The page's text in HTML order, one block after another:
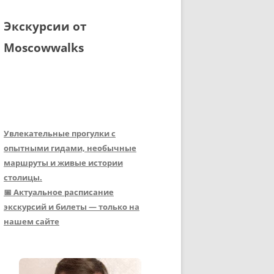
Экскурсии от
Moscowwalks
Увлекательные прогулки с
опытными гидами, необычные
маршруты и живые истории
столицы.
📅 Актуальное расписание
экскурсий и билеты — только на
нашем сайте